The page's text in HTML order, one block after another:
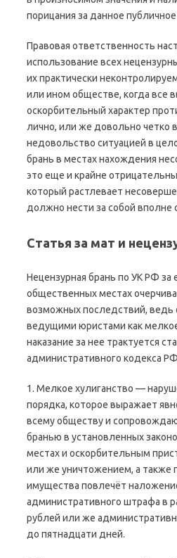
порицания за данное
Правовая ответственность
использование всех
их практически
или ином обществе, когда все
оскорбительный характер
лично, или же довольно четко
недовольство ситуацией в
брань в местах нахождения
это еще и крайне
который растлевает
должно нести за собой вполне
Статья за мат и
Нецензурная брань по УК РФ за
общественных местах
возможных последствий, ведь
ведущими юристами как
наказание за нее трактуется
административного кодекса
1. Мелкое хулиганство —
порядка, которое выражает
всему обществу и
бранью в установленных
местах и оскорбительным
или же уничтожением, а также
имущества повлечёт
административного штрафа в
рублей или же
до пятнадцати дней.